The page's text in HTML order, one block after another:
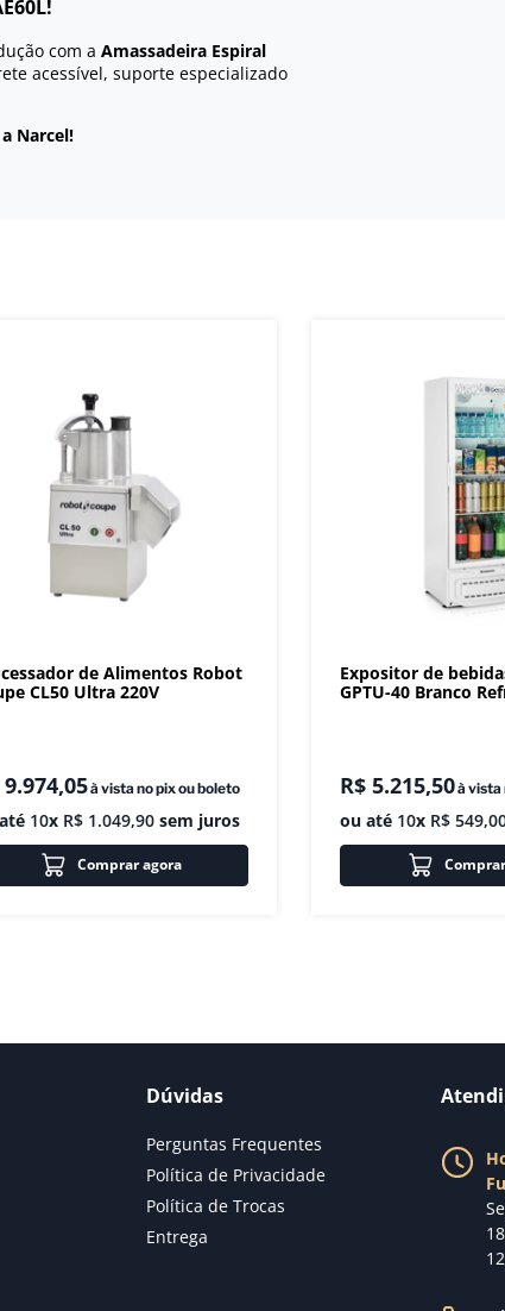
com a Amassadeira Espiral
acessível, suporte especializado
Narcel!
de Alimentos Robot
CL50 Ultra 220V
9.974,05à vista no pix ou boleto
10x R$ 1.049,90sem juros
Comprar agora
Expositor de
GPTU-40 Branco
R$ 5.215,50à vista
ou até 10x R$ 549,
Dúvidas
Perguntas Frequentes
Política de Privacidade
Política de Trocas
Entrega